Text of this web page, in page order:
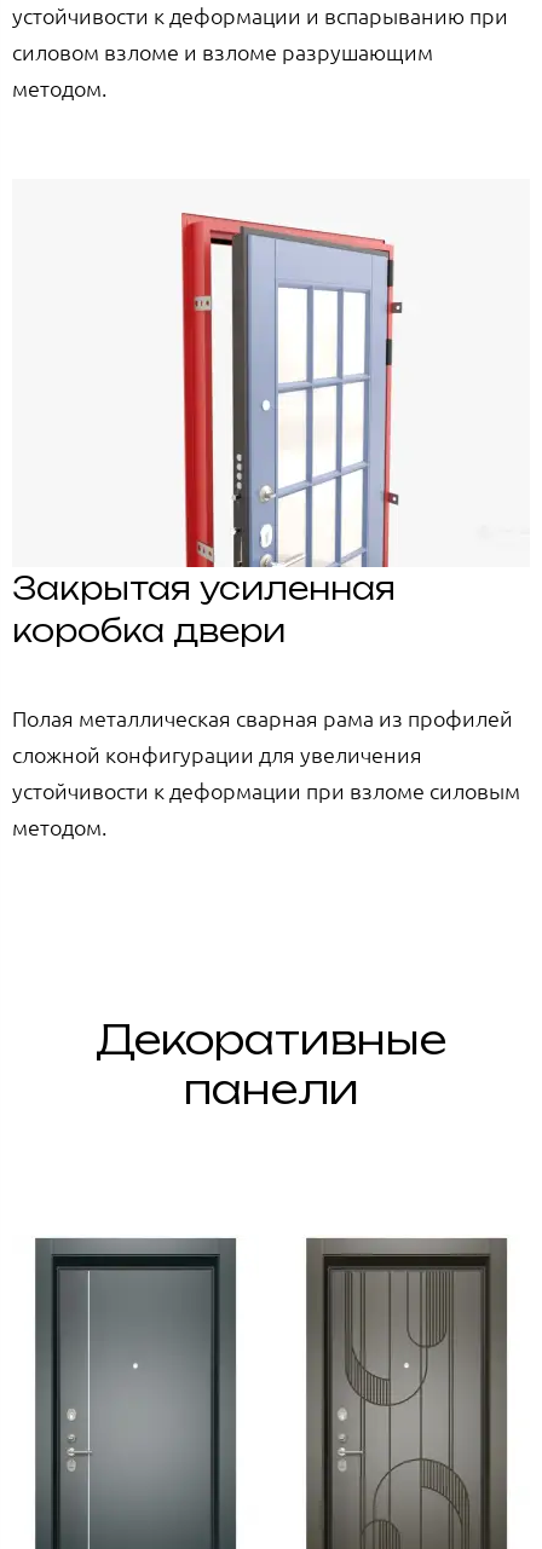
устойчивости к деформации и вспарыванию при
силовом взломе и взломе разрушающим
методом.
Закрытая усиленная
коробка двери
Полая металлическая сварная рама из профилей
сложной конфигурации для увеличения
устойчивости к деформации при взломе силовым
методом.
Декоративные
панели